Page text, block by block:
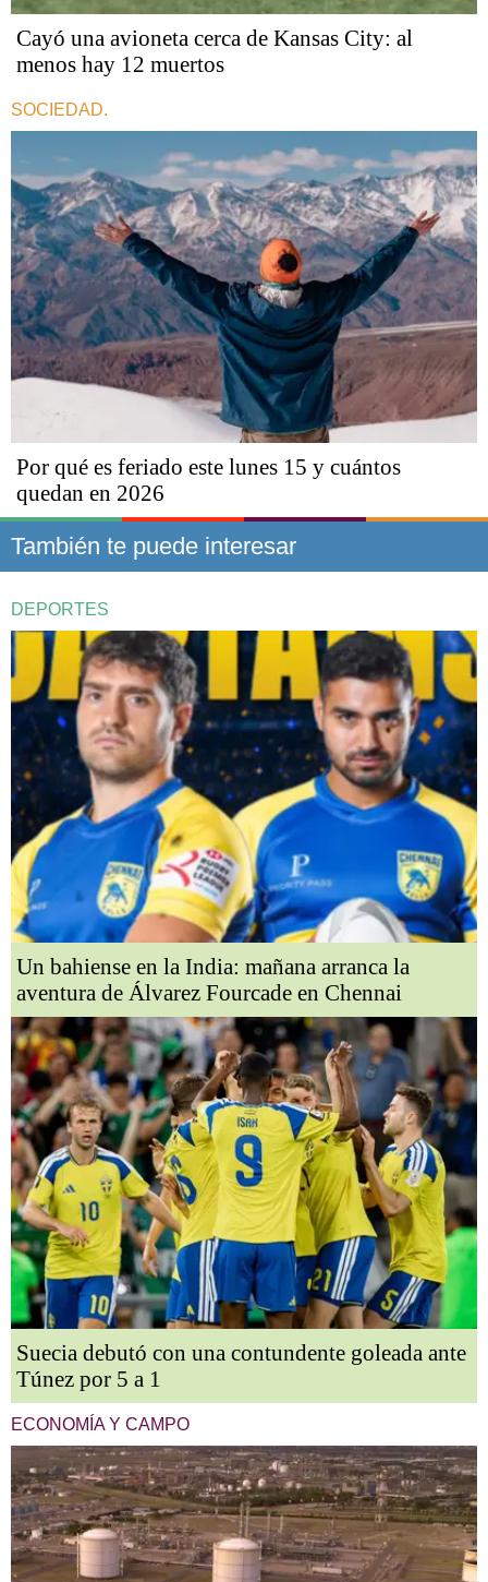
Cayó una avioneta cerca de Kansas City: al
menos hay 12 muertos
SOCIEDAD.
Por qué es feriado este lunes 15 y cuántos
quedan en 2026
También te puede interesar
DEPORTES
Un bahiense en la India: mañana arranca la
aventura de Álvarez Fourcade en Chennai
Suecia debutó con una contundente goleada ante
Túnez por 5 a 1
ECONOMÍA Y CAMPO